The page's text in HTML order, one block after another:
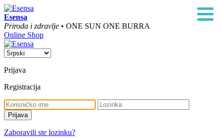
Esensa
Priroda i zdravlje • ONE SUN ONE BURRA
Online Shop
Prijava
Registracija
Zaboravili ste lozinku?